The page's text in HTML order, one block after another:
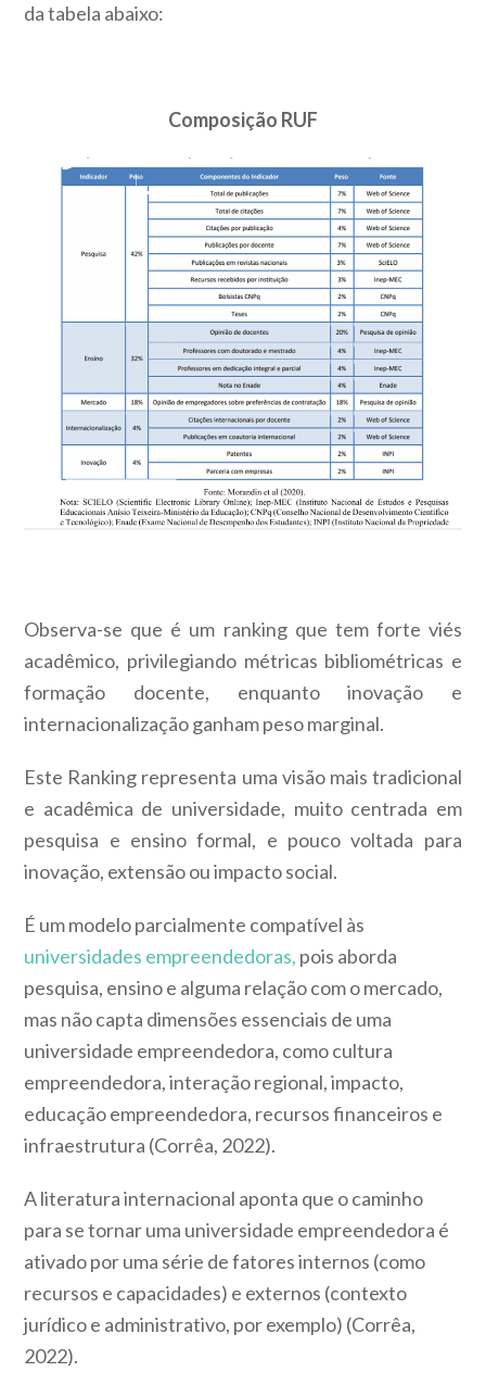
da tabela abaixo:
Composição RUF
Observa-se que é um ranking que tem forte viés
acadêmico, privilegiando métricas bibliométricas e
formação docente, enquanto inovação e
internacionalização ganham peso marginal.
Este Ranking representa uma visão mais tradicional
e acadêmica de universidade, muito centrada em
pesquisa e ensino formal, e pouco voltada para
inovação, extensão ou impacto social.
É um modelo parcialmente compatível às
universidades empreendedoras, pois aborda
pesquisa, ensino e alguma relação com o mercado,
mas não capta dimensões essenciais de uma
universidade empreendedora, como cultura
empreendedora, interação regional, impacto,
educação empreendedora, recursos financeiros e
infraestrutura (Corrêa, 2022).
A literatura internacional aponta que o caminho
para se tornar uma universidade empreendedora é
ativado por uma série de fatores internos (como
recursos e capacidades) e externos (contexto
jurídico e administrativo, por exemplo) (Corrêa,
2022).